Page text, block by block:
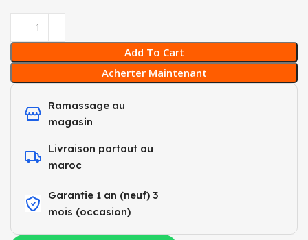
Add To Cart
Acherter Maintenant
Ramassage au
magasin
Livraison partout au
maroc
Garantie 1 an (neuf) 3
mois (occasion)​